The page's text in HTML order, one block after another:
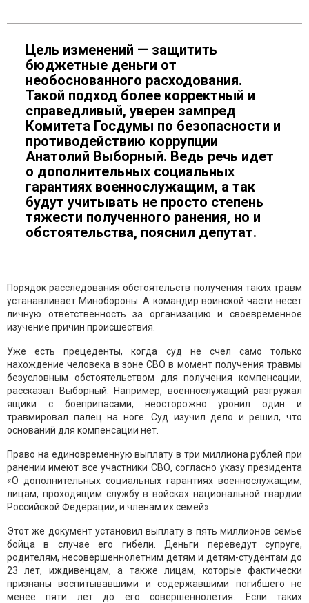
Цель изменений — защитить
бюджетные деньги от
необоснованного расходования.
Такой подход более корректный и
справедливый, уверен зампред
Комитета Госдумы по безопасности и
противодействию коррупции
Анатолий Выборный. Ведь речь идет
о дополнительных социальных
гарантиях военнослужащим, а так
будут учитывать не просто степень
тяжести полученного ранения, но и
обстоятельства, пояснил депутат.
Порядок расследования обстоятельств получения таких травм
устанавливает Минобороны. А командир воинской части несет
личную ответственность за организацию и своевременное
изучение причин происшествия.
Уже есть прецеденты, когда суд не счел само только
нахождение человека в зоне СВО в момент получения травмы
безусловным обстоятельством для получения компенсации,
рассказал Выборный. Например, военнослужащий разгружал
ящики с боеприпасами, неосторожно уронил один и
травмировал палец на ноге. Суд изучил дело и решил, что
оснований для компенсации нет.
Право на единовременную выплату в три миллиона рублей при
ранении имеют все участники СВО, согласно указу президента
«О дополнительных социальных гарантиях военнослужащим,
лицам, проходящим службу в войсках национальной гвардии
Российской Федерации, и членам их семей».
Этот же документ установил выплату в пять миллионов семье
бойца в случае его гибели. Деньги переведут супруге,
родителям, несовершеннолетним детям и детям-студентам до
23 лет, иждивенцам, а также лицам, которые фактически
признаны воспитывавшими и содержавшими погибшего не
менее пяти лет до его совершеннолетия. Если таких